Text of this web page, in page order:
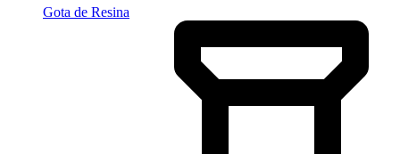
Gota de Resina